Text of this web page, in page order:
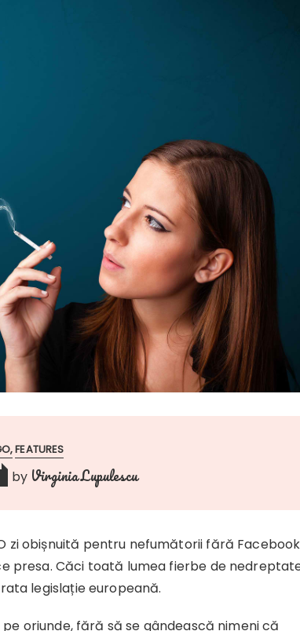
FEATURES
by Virginia Lupulescu
zi obișnuită pentru nefumătorii fără Facebook
presa. Căci toată lumea fierbe de
legislație europeană.
oriunde, fără să se gândească nimeni că